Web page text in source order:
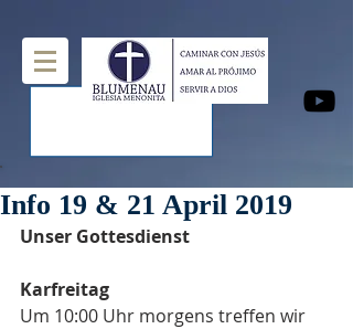
Info 19 & 21 April 2019
Unser Gottesdienst
Karfreitag
Um 10:00 Uhr morgens treffen wir